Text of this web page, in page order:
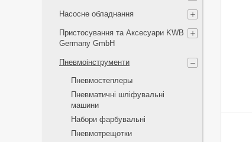
Насосне обладнання
Пристосування та Аксесуари KWB
Germany GmbH
Пневмоінструменти
Пневмостеплеры
Пневматичні шліфувальні
машини
Набори фарбувальні
Пневмотрещотки